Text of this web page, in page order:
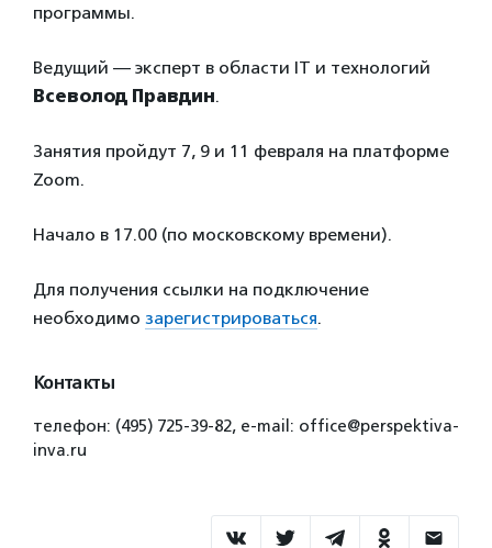
программы.
Ведущий — эксперт в области IT и технологий
Всеволод Правдин.
Занятия пройдут 7, 9 и 11 февраля на платформе
Zoom.
Начало в 17.00 (по московскому времени).
Для получения ссылки на подключение
необходимо зарегистрироваться.
Контакты
телефон: (495) 725-39-82, е-mail: office@perspektiva-
inva.ru